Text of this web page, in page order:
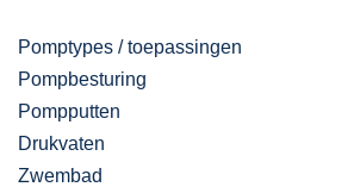
Pomptypes / toepassingen
Pompbesturing
Pompputten
Drukvaten
Zwembad